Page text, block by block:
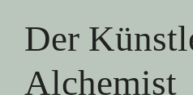
Der
Alchemist